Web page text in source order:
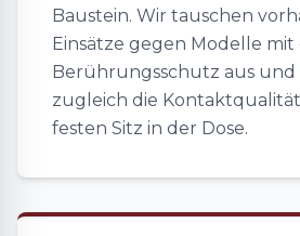
Baustein. Wir tauschen
Einsätze gegen Modelle
Berührungsschutz aus
zugleich die
festen Sitz in der Dose.